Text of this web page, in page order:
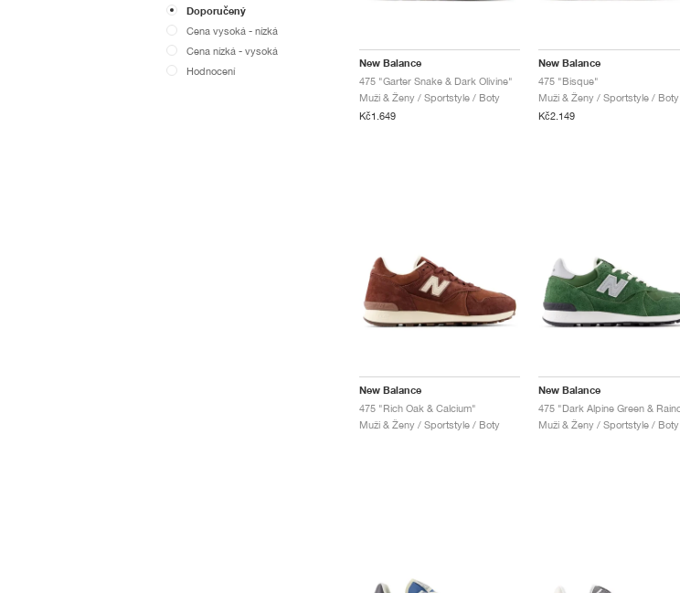
Doporučený
Cena vysoká - nízká
Cena nízká - vysoká
Hodnocení
New Balance
475 "Garter Snake & Dark Olivine"
Muži & Ženy / Sportstyle / Boty
Kč1.649
New Balance
475 "Bisque"
Muži & Ženy / Sportstyle / Boty
Kč2.149
New Balance
475 "Rich Oak & Calcium"
Muži & Ženy / Sportstyle / Boty
New Balance
Muži & Ženy / Sportstyle / Boty